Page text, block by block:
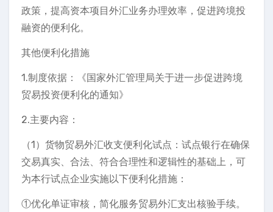
政策，提高资本项目外汇业务办理效率，促进跨境投
融资的便利化。
其他便利化措施
1.制度依据：《国家外汇管理局关于进一步促进跨境
贸易投资便利化的通知》
2.主要内容：
（1）货物贸易外汇收支便利化试点：试点银行在确保
交易真实、合法、符合合理性和逻辑性的基础上，可
为本行试点企业实施以下便利化措施：
①优化单证审核，简化服务贸易外汇支出核验手续。